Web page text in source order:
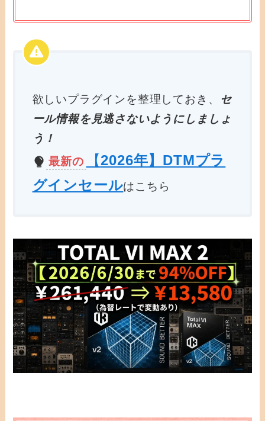
欲しいプラグインを整理しておき、
セ
ール情報を見逃さないようにしましょ
う！
最新の
【2026年】DTMプラ
グインセールはこちら